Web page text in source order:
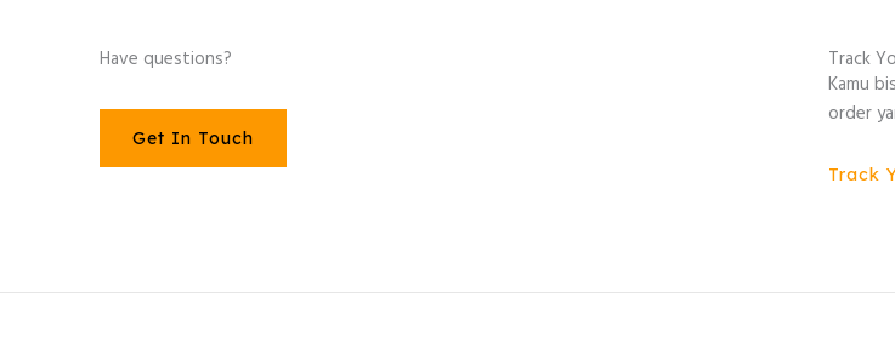
Have questions?
Get In Touch
Track
Kamu
order
Track